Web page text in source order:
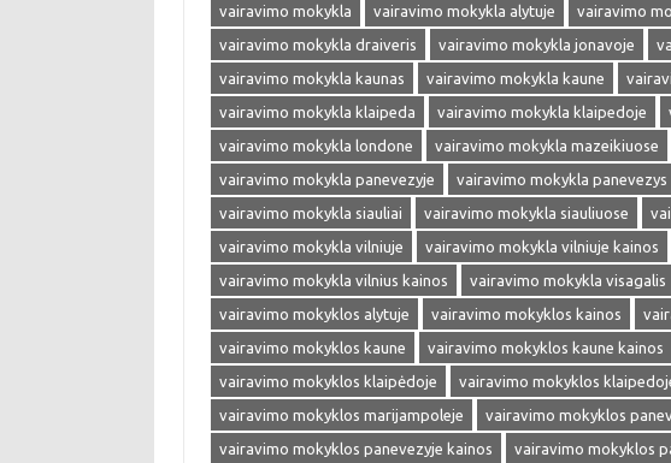
vairavimo mokykla
vairavimo mokykla alytuje vairavimo
vairavimo mokykla draiveris
vairavimo mokykla jonavoje
vairavimo mokykla kaunas
vairavimo mokykla kaune
vairavimo mokykla klaipeda
vairavimo mokykla klaipedoje
vairavimo mokykla londone
vairavimo mokykla mazeikiuose
vairavimo mokykla panevezyje
vairavimo mokykla panevezys
vairavimo mokykla siauliai
vairavimo mokykla siauliuose
vairavimo mokykla vilniuje
vairavimo mokykla vilniuje kainos
vairavimo mokykla vilnius kainos
vairavimo mokykla visagalis
vairavimo mokyklos alytuje
vairavimo mokyklos kainos
vairavimo mokyklos kaune
vairavimo mokyklos kaune kainos
vairavimo mokyklos klaipėdoje
vairavimo mokyklos
vairavimo mokyklos marijampoleje
vairavimo mokyklos
vairavimo mokyklos panevezyje kainos
vairavimo mokyklos